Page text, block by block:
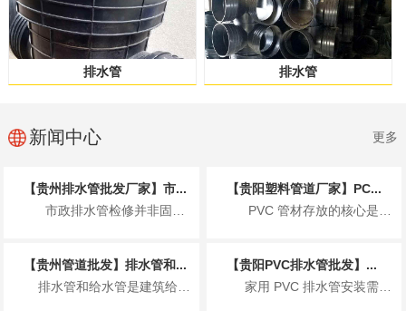
排水管 排水管
新闻中心 更多
【贵州排水管批发厂家】市...
市政排水管检修并非固定周期，而是按日常巡查、定期检测、专项清淤、全面大修分级执...
【贵阳塑料管道厂家】PC...
PVC 管材存放的核心是控温避光、防潮通风、规范堆放、远离污染、先进先出，防止...
【贵州管道批发】排水管和...
排水管和给水管是建筑给排水系统的核心管材，二者因服务场景、介质特性不同，在用途上有着明确且严...
【贵阳PVC排水管批发】...
家用 PVC 排水管安装需遵循 规范操作、防漏防堵、适配环境 三大核心原则，核心...